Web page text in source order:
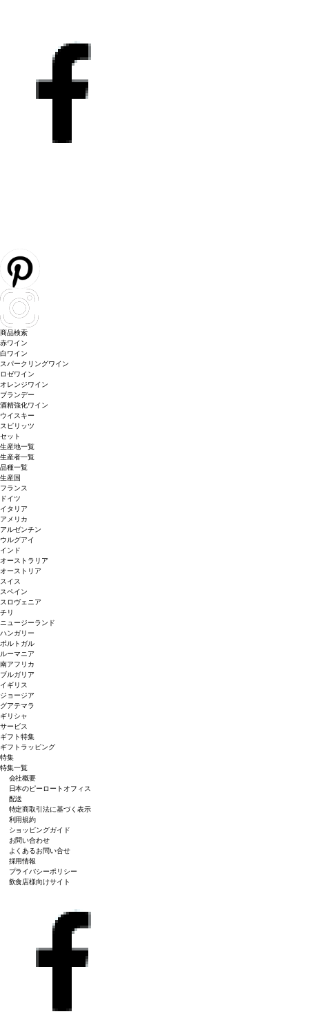
商品検索
赤ワイン
白ワイン
スパークリングワイン
ロゼワイン
オレンジワイン
ブランデー
酒精強化ワイン
ウイスキー
スピリッツ
セット
生産地一覧
生産者一覧
品種一覧
生産国
フランス
ドイツ
イタリア
アメリカ
アルゼンチン
ウルグアイ
インド
オーストラリア
オーストリア
スイス
スペイン
スロヴェニア
チリ
ニュージーランド
ハンガリー
ポルトガル
ルーマニア
南アフリカ
ブルガリア
イギリス
ジョージア
グアテマラ
ギリシャ
サービス
ギフト特集
ギフトラッピング
特集
特集一覧
会社概要
日本のピーロートオフィス
配送
特定商取引法に基づく表示
利用規約
ショッピングガイド
お問い合わせ
よくあるお問い合せ
採用情報
プライバシーポリシー
飲食店様向けサイト